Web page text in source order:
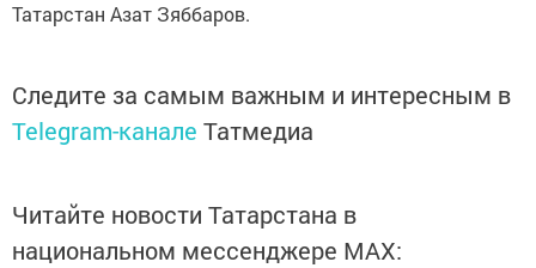
Татарстан Азат Зяббаров.
Следите за самым важным и интересным в
Telegram-канале Татмедиа
Читайте новости Татарстана в
национальном мессенджере MАХ: